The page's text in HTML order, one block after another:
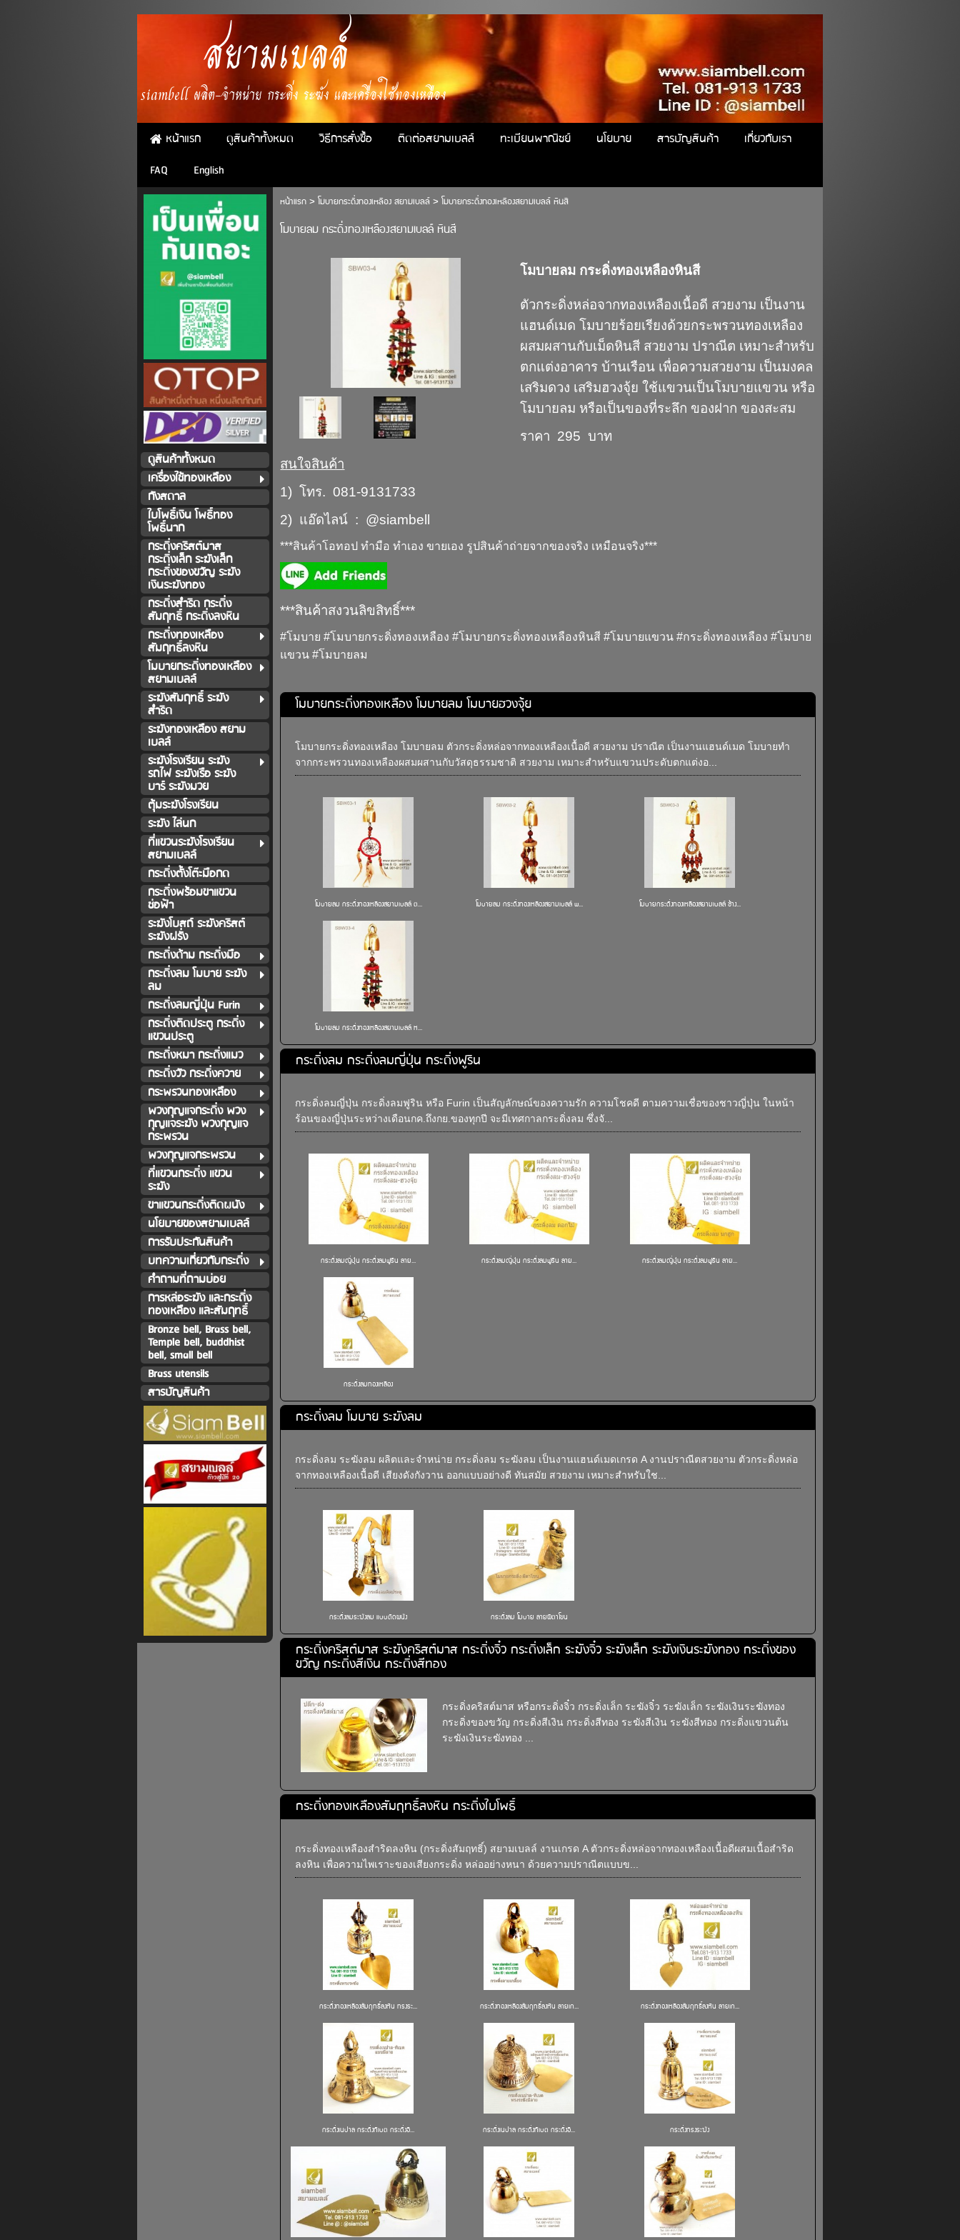
สยามเบลล์
siambell ผลิต-จำหน่าย กระดิ่ง ระฆัง และเครื่องใช้ทองเหลือง
หน้าแรก ดูสินค้าทั้งหมด วิธีการสั่งซื้อ ติดต่อสยามเบลล์ ทะเบียนพาณิชย์ นโยบาย สารบัญสินค้า
เกี่ยวกับเรา
FAQ
English
ดูสินค้าทั้งหมด
เครื่องใช้ทองเหลือง
กังสดาล
ใบโพธิ์เงิน โพธิ์ทอง
โพธิ์นาก
กระดิ่งคริสต์มาส
กระดิ่งเล็ก ระฆังเล็ก
กระดิ่งของขวัญ ระฆัง
เงินระฆังทอง
กระดิ่งสำริด กระดิ่ง
สัมฤทธิ์ กระดิ่งลงหิน
กระดิ่งทองเหลือง
สัมฤทธิ์ลงหิน
โมบายกระดิ่งทองเหลือง
สยามเบลล์
ระฆังสัมฤทธิ์ ระฆัง
สำริด
ระฆังทองเหลือง สยาม
เบลล์
ระฆังโรงเรียน ระฆัง
รถไฟ ระฆังเรือ ระฆัง
บาร์ ระฆังมวย
ตุ้มระฆังโรงเรียน
ระฆัง ไล่นก
ที่แขวนระฆังโรงเรียน
สยามเบลล์
กระดิ่งตั้งโต๊ะมือกด
กระดิ่งพร้อมขาแขวน
ช่อฟ้า
ระฆังโบสถ์ ระฆังคริสต์
ระฆังฝรั่ง
กระดิ่งด้าม กระดิ่งมือ
กระดิ่งลม โมบาย ระฆัง
ลม
กระดิ่งลมญี่ปุ่น Furin
กระดิ่งติดประตู กระดิ่ง
แขวนประตู
กระดิ่งหมา กระดิ่งแมว
กระดิ่งวัว กระดิ่งควาย
กระพรวนทองเหลือง
พวงกุญแจกระดิ่ง พวง
กุญแจระฆัง พวงกุญแจ
กระพรวน
พวงกุญแจกระพรวน
ที่แขวนกระดิ่ง แขวน
ระฆัง
ขาแขวนกระดิ่งติดผนัง
นโยบายของสยามเบลล์
การรับประกันสินค้า
บทความเกี่ยวกับกระดิ่ง
คำถามที่ถามบ่อย
การหล่อระฆัง และกระดิ่ง
ทองเหลืิอง และสัมฤทธิ์
Bronze bell, Brass bell,
Temple bell, buddhist
bell, small bell
Brass utensils
สารบัญสินค้า
หน้าแรก> โมบายกระดิ่งทองเหลือง สยามเบลล์> โมบายกระดิ่งทองเหลืองสยามเบลล์ หินสี
โมบายลม กระดิ่งทองเหลืองสยามเบลล์ หินสี
โมบายลม กระดิ่งทองเหลืองหินสี
ตัวกระดิ่งหล่อจากทองเหลืองเนื้อดี สวยงาม เป็นงาน
แฮนด์เมด โมบายร้อยเรียงด้วยกระพรวนทองเหลือง
ผสมผสานกับเม็ดหินสี สวยงาม ปราณีต เหมาะสำหรับ
ตกแต่งอาคาร บ้านเรือน เพื่อความสวยงาม เป็นมงคล
เสริมดวง เสริมฮวงจุ้ย ใช้แขวนเป็นโมบายแขวน หรือ
โมบายลม หรือเป็นของที่ระลึก ของฝาก ของสะสม
ราคา 295 บาท
สนใจสินค้า
1) โทร. 081-9131733
2) แอ๊ดไลน์ : @siambell
***สินค้าโอทอป ทำมือ ทำเอง ขายเอง รูปสินค้าถ่ายจากของจริง เหมือนจริง***
***สินค้าสงวนลิขสิทธิ์***
#โมบาย #โมบายกระดิ่งทองเหลือง #โมบายกระดิ่งทองเหลืองหินสี #โมบายแขวน #กระดิ่งทองเหลือง #โมบาย
แขวน #โมบายลม
โมบายกระดิ่งทองเหลือง โมบายลม โมบายฮวงจุ้ย
โมบายกระดิ่งทองเหลือง โมบายลม ตัวกระดิ่งหล่อจากทองเหลืองเนื้อดี สวยงาม ปราณีต เป็นงานแฮนด์เมด โมบายทำ
จากกระพรวนทองเหลืองผสมผสานกับวัสดุธรรมชาติ สวยงาม เหมาะสำหรับแขวนประดับตกแต่งอ...
โมบายลม กระดิ่งทองเหลืองสยามเบลล์ ต... โมบายลม กระดิ่งทองเหลืองสยามเบลล์ พ... โมบายกระดิ่งทองเหลืองสยามเบลล์ ช้าง...
โมบายลม กระดิ่งทองเหลืองสยามเบลล์ ห...
กระดิ่งลม กระดิ่งลมญี่ปุ่น กระดิ่งฟูริน
กระดิ่งลมญี่ปุ่น กระดิ่งลมฟูริน หรือ Furin เป็นสัญลักษณ์ของความรัก ความโชคดี ตามความเชื่อของชาวญี่ปุ่น ในหน้า
ร้อนของญี่ปุ่นระหว่างเดือนกค.ถึงกย.ของทุกปี จะมีเทศกาลกระดิ่งลม ซึ่งจั...
กระดิ่งลมญี่ปุ่น กระดิ่งลมฟูริน ลาย... กระดิ่งลมญี่ปุ่น กระดิ่งลมฟูริน ลาย... กระดิ่งลมญี่ปุ่น กระดิ่งลมฟูริน ลาย...
กระดิ่งลมทองเหลือง
กระดิ่งลม โมบาย ระฆังลม
กระดิ่งลม ระฆังลม ผลิตและจำหน่าย กระดิ่งลม ระฆังลม เป็นงานแฮนด์เมดเกรด A งานปราณีตสวยงาม ตัวกระดิ่งหล่อ
จากทองเหลืองเนื้อดี เสียงดังกังวาน ออกแบบอย่างดี ทันสมัย สวยงาม เหมาะสำหรับใช...
กระดิ่งลมระฆังลม แบบติดผนัง กระดิ่งลม โมบาย ลายผีตาโขน
กระดิ่งคริสต์มาส ระฆังคริสต์มาส กระดิ่งจิ๋ว กระดิ่งเล็ก ระฆังจิ๋ว ระฆังเล็ก ระฆังเงินระฆังทอง กระดิ่งของ
ขวัญ กระดิ่งสีเงิน กระดิ่งสีทอง
กระดิ่งคริสต์มาส หรือกระดิ่งจิ๋ว กระดิ่งเล็ก ระฆังจิ๋ว ระฆังเล็ก ระฆังเงินระฆังทอง
กระดิ่งของขวัญ กระดิ่งสีเงิน กระดิ่งสีทอง ระฆังสีเงิน ระฆังสีทอง กระดิ่งแขวนต้น
ระฆังเงินระฆังทอง ...
กระดิ่งทองเหลืองสัมฤทธิ์ลงหิน กระดิ่งใบโพธิ์
กระดิ่งทองเหลืองสำริดลงหิน (กระดิ่งสัมฤทธิ์) สยามเบลล์ งานเกรด A ตัวกระดิ่งหล่อจากทองเหลืองเนื้อดีผสมเนื้อสำริด
ลงหิน เพื่อความไพเราะของเสียงกระดิ่ง หล่ออย่างหนา ด้วยความปราณีตแบบข...
กระดิ่งทองเหลืองสัมฤทธิ์ลงหิน ทรงระ... กระดิ่งทองเหลืองสัมฤทธิ์ลงหิน ลายเก... กระดิ่งทองเหลืองสัมฤทธิ์ลงหิน ลายเก...
กระดิ่งเนปาล กระดิ่งทิเบต กระดิ่งอิ... กระดิ่งเนปาล กระดิ่งทิเบต กระดิ่งอิ... กระดิ่งทรงระฆัง